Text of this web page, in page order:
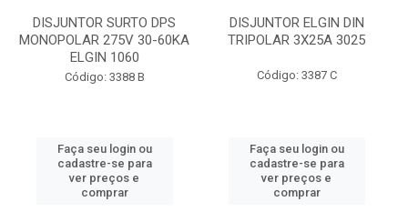
DISJUNTOR SURTO DPS
MONOPOLAR 275V 30-60KA
ELGIN 1060
Código: 3388 B
Faça seu login ou
cadastre-se para
ver preços e
comprar
DISJUNTOR ELGIN DIN
TRIPOLAR 3X25A 3025
Código: 3387 C
Faça seu login ou
cadastre-se para
ver preços e
comprar